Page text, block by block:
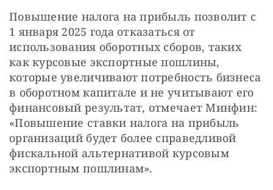
Повышение налога на прибыль позволит с
1 января 2025 года отказаться от
использования оборотных сборов, таких
как курсовые экспортные пошлины,
которые увеличивают потребность бизнеса
в оборотном капитале и не учитывают его
финансовый результат, отмечает Минфин:
«Повышение ставки налога на прибыль
организаций будет более справедливой
фискальной альтернативой курсовым
экспортным пошлинам».